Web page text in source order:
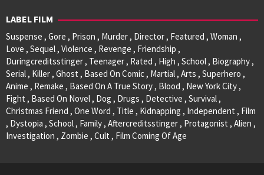
LABEL FILM
Suspense , Gore , Prison , Murder , Director , Featured , Woman ,
Love , Sequel , Violence , Revenge , Friendship ,
Duringcreditsstinger , Teenager , Rated , High , School , Biography ,
Serial , Killer , Ghost , Based On Comic , Martial , Arts , Superhero ,
Anime , Remake , Based On A True Story , Blood , New York City ,
Fight , Based On Novel , Dog , Drugs , Detective , Survival ,
Christmas Friend , One Word , Title , Kidnapping , Independent , Film
, Dystopia , School , Family , Aftercreditsstinger , Protagonist , Alien ,
Investigation , Zombie , Cult , Film Coming Of Age